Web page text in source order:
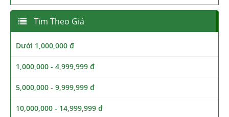
Tìm Theo Giá
Dưới 1,000,000 đ
1,000,000 - 4,999,999 đ
5,000,000 - 9,999,999 đ
10,000,000 - 14,999,999 đ